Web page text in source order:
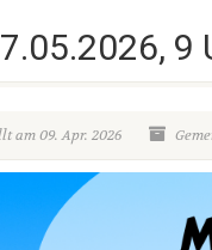
am 09. Apr. 2026